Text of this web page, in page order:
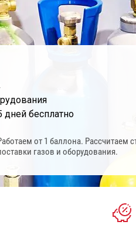
дней бесплатно
от 1 баллона. Рассчитаем
газов и оборудования.